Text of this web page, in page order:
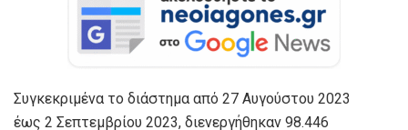
Συγκεκριμένα το διάστημα από 27 Αυγούστου 2023
έως 2 Σεπτεμβρίου 2023, διενεργήθηκαν 98.446